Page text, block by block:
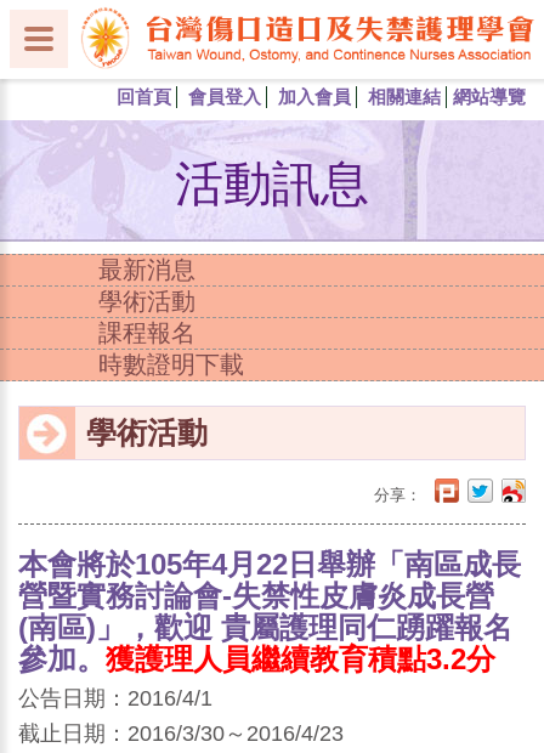
回首頁 會員登入 加入會員 相關連結 網站導覽
活動訊息
最新消息
學術活動
課程報名
時數證明下載
學術活動
分享：
本會將於105年4月22日舉辦「南區成長
營暨實務討論會-失禁性皮膚炎成長營
(南區)」，歡迎 貴屬護理同仁踴躍報名
參加。 獲護理人員繼續教育積點3.2分
公告日期：2016/4/1
截止日期：2016/3/30～2016/4/23